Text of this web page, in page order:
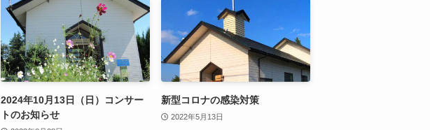
2024年10月13日（日）コンサー
トのお知らせ
新型コロナの感染対策
2022年5月13日